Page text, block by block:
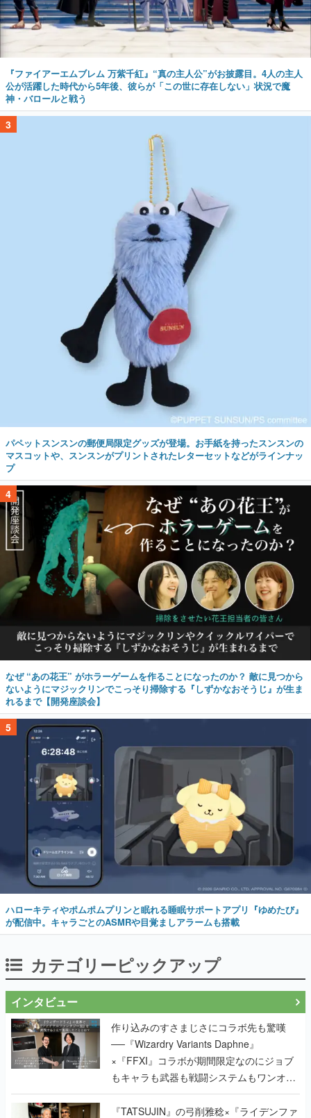
『ファイアーエムブレム 万紫千紅』“真の主人公”がお披露目。4人の主人
公が活躍した時代から5年後、彼らが「この世に存在しない」状況で魔
神・バロールと戦う
3
パペットスンスンの郵便局限定グッズが登場。お手紙を持ったスンスンの
マスコットや、スンスンがプリントされたレターセットなどがラインナッ
プ
4
なぜ “あの花王” がホラーゲームを作ることになったのか？ 敵に見つから
ないようにマジックリンでこっそり掃除する『しずかなおそうじ』が生ま
れるまで【開発座談会】
5
ハローキティやポムポムプリンと眠れる睡眠サポートアプリ『ゆめたび』
が配信中。キャラごとのASMRや目覚ましアラームも搭載
カテゴリーピックアップ
インタビュー
作り込みのすさまじさにコラボ先も驚嘆
──『Wizardry Variants Daphne』
×『FFXI』コラボが期間限定なのにジョブ
もキャラも武器も戦闘システムもワンオフ
で作り込まれた理由を両ディレクターに聞
く
『TATSUJIN』の弓削雅稔×『ライデンファ